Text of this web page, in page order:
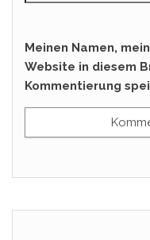
Meinen Namen,
Website in diesem
Kommentierung